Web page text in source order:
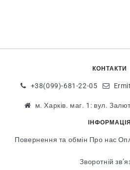
КОНТАКТИ
+38(099)-681-22-05
м. Харків. маг. 1: вул.
ІНФОРМАЦІЯ
Повернення та обмін Про нас
Зворотній